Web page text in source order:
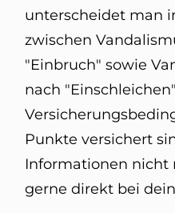
unterscheidet man
zwischen
"Einbruch" sowie
nach
Punkte versichert
Informationen nicht
gerne direkt bei